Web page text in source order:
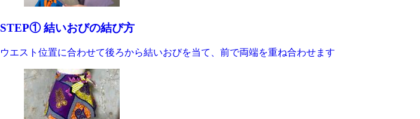
STEP① 結いおびの結び方
ウエスト位置に合わせて後ろから結いおびを当て、前で両端を重ね合わせます